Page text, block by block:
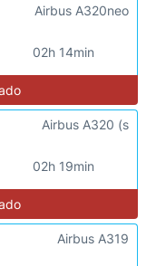
02h 14min
Airbus A320neo
02h 19min
Airbus A320 (s
Airbus A319